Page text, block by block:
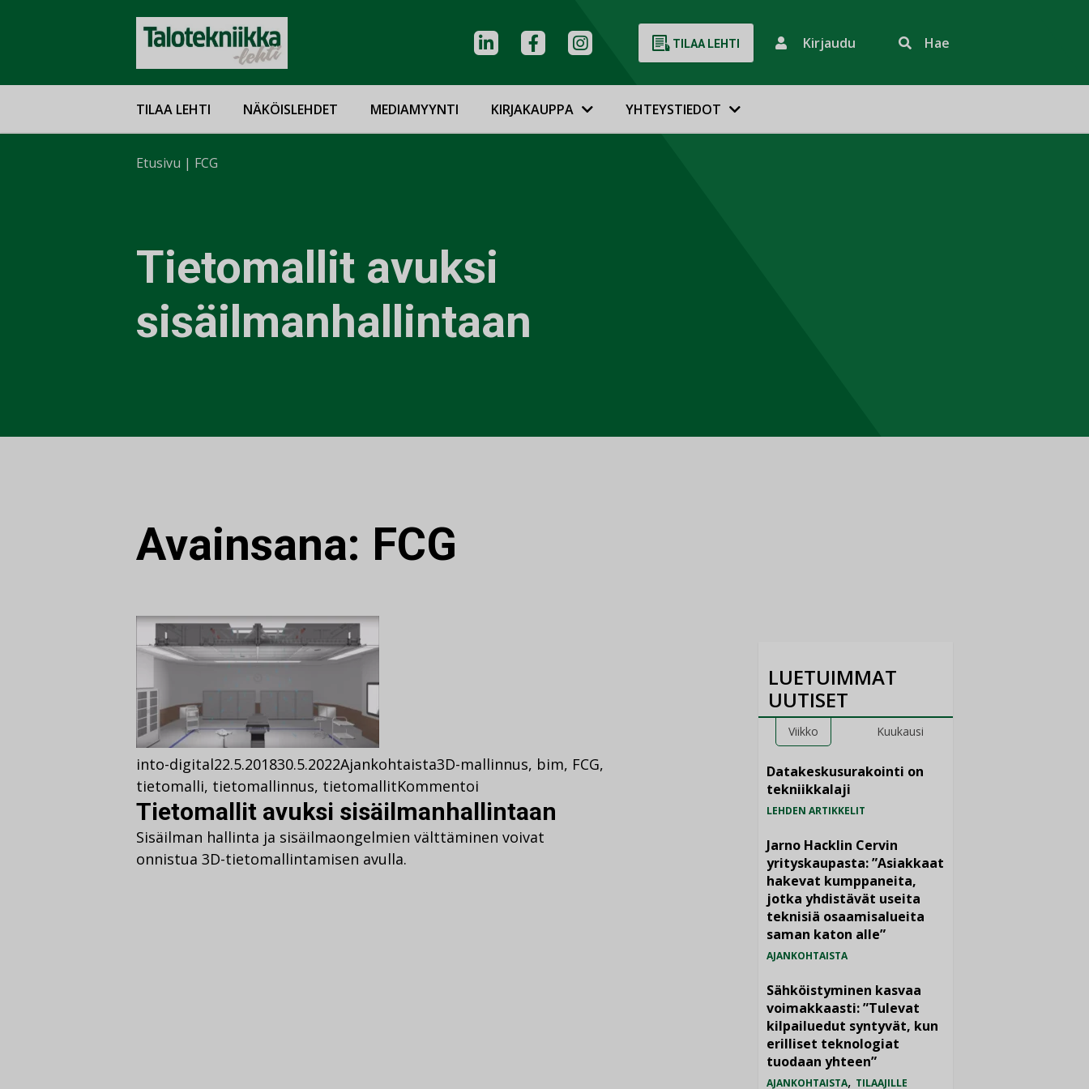
TILAA LEHTI Kirjaudu Hae
TILAA LEHTI NÄKÖISLEHDET MEDIAMYYNTI KIRJAKAUPPA YHTEYSTIEDOT
Etusivu | FCG
Tietomallit avuksi
sisäilmanhallintaan
Avainsana: FCG
into-digital22.5.201830.5.2022Ajankohtaista3D-mallinnus, bim, FCG,
tietomalli, tietomallinnus, tietomallitKommentoi
Tietomallit avuksi sisäilmanhallintaan
Sisäilman hallinta ja sisäilmaongelmien välttäminen voivat
onnistua 3D-tietomallintamisen avulla.
LUETUIMMAT
UUTISET
Viikko Kuukausi
Datakeskusurakointi on
tekniikkalaji
LEHDEN ARTIKKELIT
Jarno Hacklin Cervin
yrityskaupasta: ”Asiakkaat
hakevat kumppaneita,
jotka yhdistävät useita
teknisiä osaamisalueita
saman katon alle”
AJANKOHTAISTA
Sähköistyminen kasvaa
voimakkaasti: ”Tulevat
kilpailuedut syntyvät, kun
erilliset teknologiat
tuodaan yhteen”
AJANKOHTAISTA, TILAAJILLE